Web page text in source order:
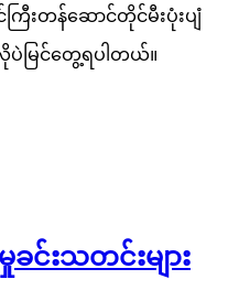
ြီးတန်ဆောင်တိုင်မီးပုံးပျံ
ပဲမြင်တွေ့ရပါတယ်။
င်းသတင်းများ